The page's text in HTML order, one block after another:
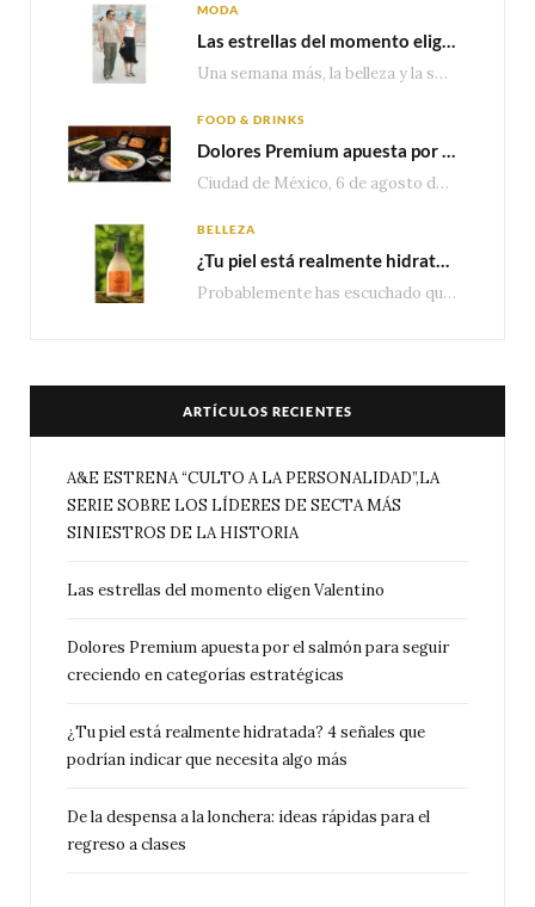
MODA
Las estrellas del momento eligen Valentino
Una semana más, la belleza y la sofisticación de Valentino vuelven a tomar el escenario internacional. Desde…
FOOD & DRINKS
Dolores Premium apuesta por el salmón para seguir creciendo en categorías estratégicas
Ciudad de México, 6 de agosto de 2026.— Con una producción de 2.17 millones de…
BELLEZA
¿Tu piel está realmente hidratada? 4 señales que podrían indicar que necesita algo más
Probablemente has escuchado que el cuidado e hidratación corporal se suele asociar únicamente con una…
ARTÍCULOS RECIENTES
A&E ESTRENA “CULTO A LA PERSONALIDAD”,LA
SERIE SOBRE LOS LÍDERES DE SECTA MÁS
SINIESTROS DE LA HISTORIA
Las estrellas del momento eligen Valentino
Dolores Premium apuesta por el salmón para seguir
creciendo en categorías estratégicas
¿Tu piel está realmente hidratada? 4 señales que
podrían indicar que necesita algo más
De la despensa a la lonchera: ideas rápidas para el
regreso a clases